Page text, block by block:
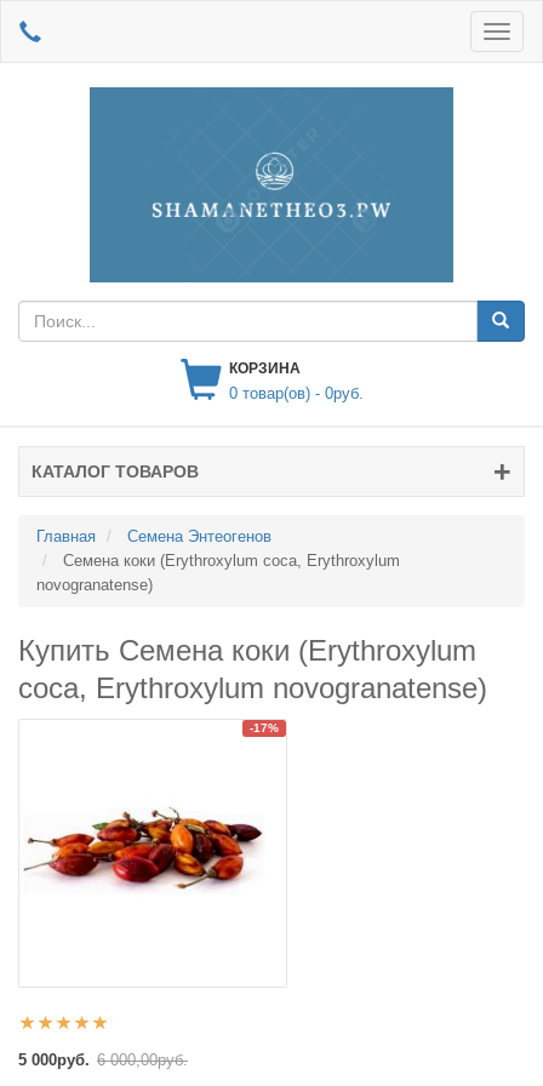
КОРЗИНА
0товар(ов) - 0руб.
КАТАЛОГ ТОВАРОВ
Главная
Семена Энтеогенов
Семена коки (Erythroxylum coca, Erythroxylum
novogranatense)
Купить Семена коки (Erythroxylum
coca, Erythroxylum novogranatense)
-17%
5 000руб. 6 000,00руб.